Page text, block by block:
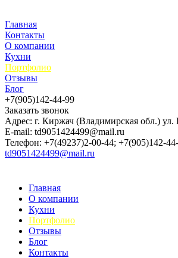
Главная
Контакты
О компании
Кухни
Портфолио
Отзывы
Блог
+7(905)142-44-99
Заказать звонок
Адрес: г. Киржач (Владимирская обл.)
E-mail: td9051424499@mail.ru
Телефон: +7(49237)2-00-44; +7(905)142-
td9051424499@mail.ru
Главная
О компании
Кухни
Портфолио
Отзывы
Блог
Контакты